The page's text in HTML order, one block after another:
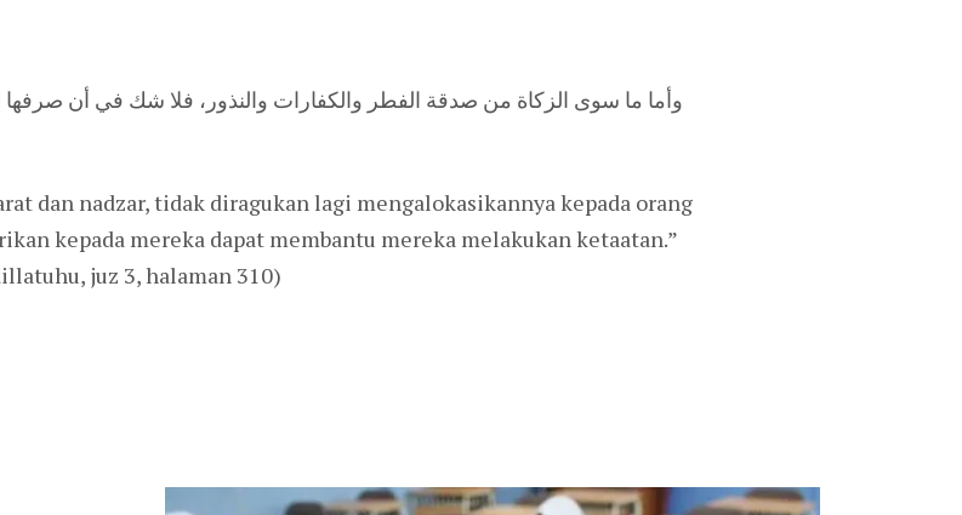
وأما ما سوى الزكاة من صدقة الفطر والكفارات والنذور، فلا شك في أن
dan nadzar, tidak diragukan lagi mengalokasikannya kepada orang
kepada mereka dapat membantu mereka melakukan ketaatan.”
juz 3, halaman 310)